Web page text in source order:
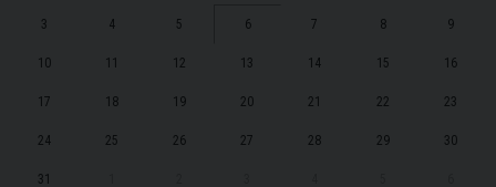
3 4 5 6 7 8 9
10 11 12 13 14 15 16
17 18 19 20 21 22 23
24 25 26 27 28 29 30
31